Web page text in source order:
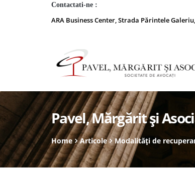
Contactati-ne :
ARA Business Center, Strada Părintele
Pavel, Mărgărit și
Home Articole Modalități de